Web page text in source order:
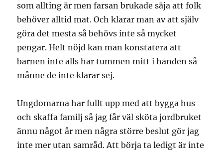
som allting är men farsan brukade säja att folk
behöver alltid mat. Och klarar man av att själv
göra det mesta så behövs inte så mycket
pengar. Helt nöjd kan man konstatera att
barnen inte alls har tummen mitt i handen så
månne de inte klarar sej.
Ungdomarna har fullt upp med att bygga hus
och skaffa familj så jag får väl sköta jordbruket
ännu något år men några större beslut gör jag
inte mer utan samråd. Att börja ta ledigt är inte